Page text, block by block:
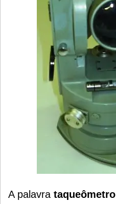
A palavra taqueômetro